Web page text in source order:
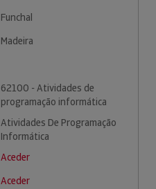
Funchal
Madeira
62100 - Atividades de
programação informática
Atividades De Programação
Informática
Aceder
Aceder